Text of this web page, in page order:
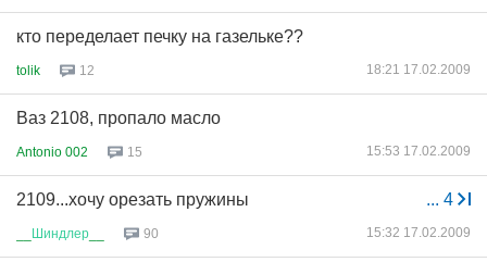
кто переделает печку на газельке??
tolik 12 18:21 17.02.2009
Ваз 2108, пропало масло
Antonio 002 15 15:53 17.02.2009
... 4
2109...хочу орезать пружины
Шиндлер 90 15:32 17.02.2009